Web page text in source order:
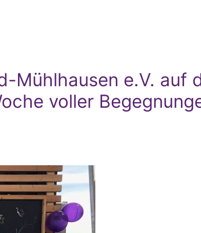
Mühlhausen e.V. auf
voller